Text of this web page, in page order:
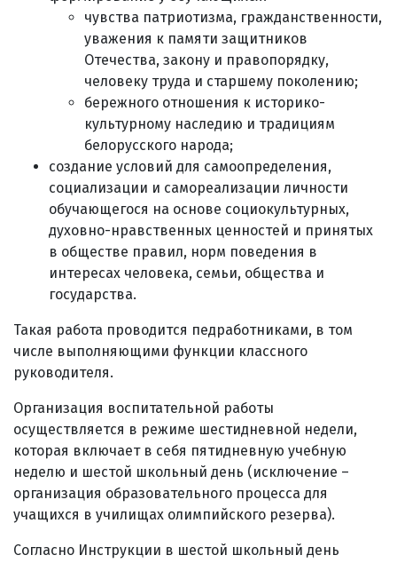
чувства патриотизма, гражданственности,
уважения к памяти защитников
Отечества, закону и правопорядку,
человеку труда и старшему поколению;
бережного отношения к историко-
культурному наследию и традициям
белорусского народа;
создание условий для самоопределения,
социализации и самореализации личности
обучающегося на основе социокультурных,
духовно-нравственных ценностей и принятых
в обществе правил, норм поведения в
интересах человека, семьи, общества и
государства.
Такая работа проводится педработниками, в том
числе выполняющими функции классного
руководителя.
Организация воспитательной работы
осуществляется в режиме шестидневной недели,
которая включает в себя пятидневную учебную
неделю и шестой школьный день (исключение –
организация образовательного процесса для
учащихся в училищах олимпийского резерва).
Согласно Инструкции в шестой школьный день